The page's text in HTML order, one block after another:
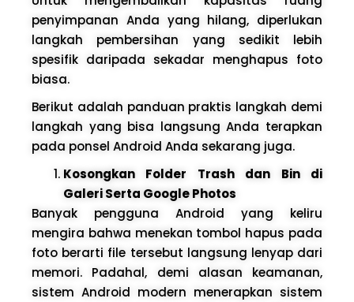
penyimpanan Anda yang hilang, diperlukan
langkah pembersihan yang sedikit lebih
spesifik daripada sekadar menghapus foto
biasa.
Berikut adalah panduan praktis langkah demi
langkah yang bisa langsung Anda terapkan
pada ponsel Android Anda sekarang juga.
Kosongkan Folder Trash dan Bin di
Galeri Serta Google Photos
Banyak pengguna Android yang keliru
mengira bahwa menekan tombol hapus pada
foto berarti file tersebut langsung lenyap dari
memori. Padahal, demi alasan keamanan,
sistem Android modern menerapkan sistem